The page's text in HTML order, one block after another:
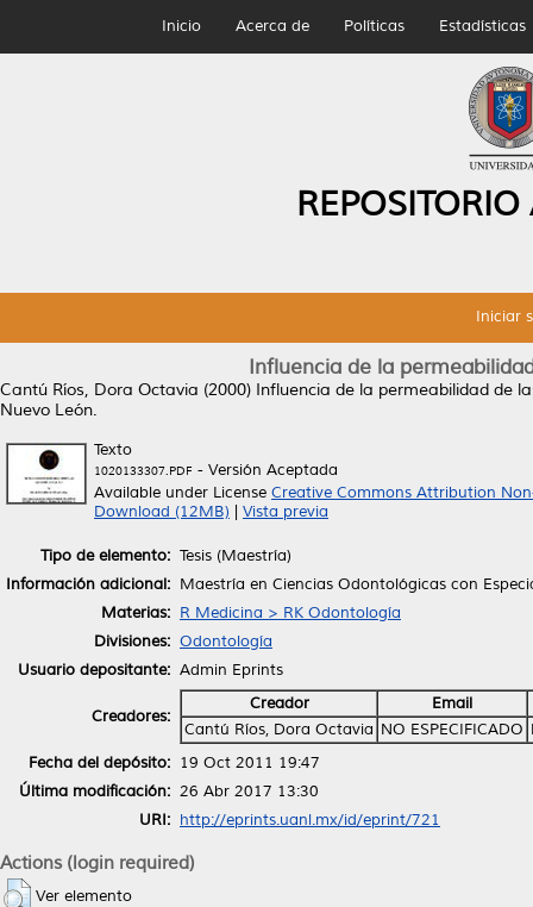
Inicio Acerca de Políticas Estadísticas
Iniciar
Influencia de la
Cantú Ríos, Dora Octavia (2000) Influencia de la permeabilidad de
Nuevo León.
Texto
1020133307.PDF - Versión Aceptada
Available under License Creative Commons Attribution
Download (12MB)
Vista previa
Tipo de elemento: Tesis (Maestría)
Información adicional: Maestría en Ciencias Odontológicas con
Materias: R Medicina > RK Odontología
Divisiones: Odontología
Usuario depositante: Admin Eprints
Creadores:
Creador
Email
Cantú Ríos, Dora Octavia NO ESPECIFICADO
Fecha del depósito: 19 Oct 2011 19:47
Última modificación: 26 Abr 2017 13:30
URI: http://eprints.uanl.mx/id/eprint/721
Actions (login required)
Ver elemento